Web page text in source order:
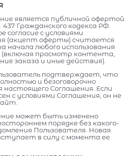
является публичной офертой
Гражданского кодекса РФ.
согласие с условиями
(акцепт оферты) считается
начала любого использования
просмотр контента,
заказа и иные действия).
подтверждает, что
и безоговорочно
настоящего Соглашения. Если
с условиями Соглашения, он не
может быть изменено
порядке без какого-
Пользователя. Новая
в силу с момента ее